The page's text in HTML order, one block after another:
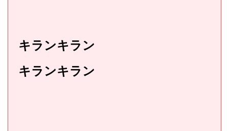
キランキラン
キランキラン